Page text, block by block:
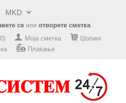
се или отворете сметка.
Моја сметка
Шопинг
Плаќање